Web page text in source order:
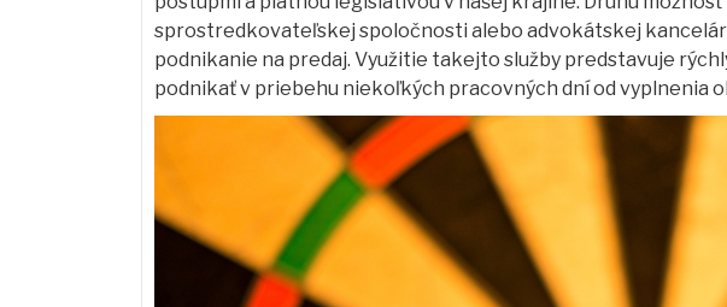
sprostredkovateľskej spoločnosti alebo advokátskej
podnikanie na predaj. Využitie takejto služby predstavuje
podnikať v priebehu niekoľkých pracovných dní od vyplnenia